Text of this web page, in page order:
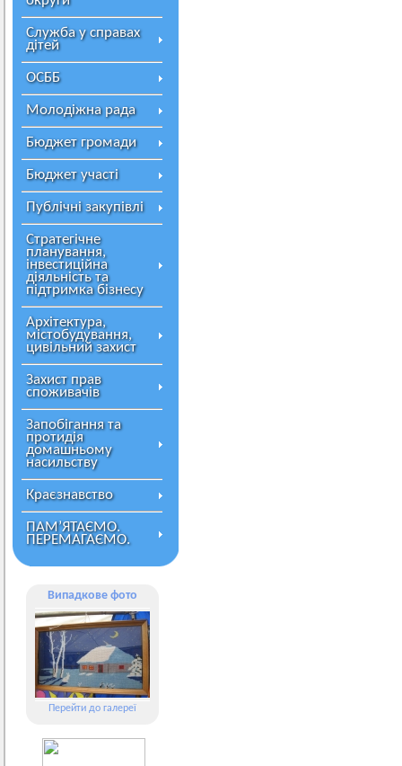
Служба у справах
дітей
ОСББ
Молодіжна рада
Бюджет громади
Бюджет участі
Публічні закупівлі
Стратегічне
планування,
інвестиційна
діяльність та
підтримка бізнесу
Архітектура,
містобудування,
цивільний захист
Захист прав
споживачів
Запобігання та
протидія
домашньому
насильству
Краєзнавство
ПАМ’ЯТАЄМО.
ПЕРЕМАГАЄМО.
Випадкове фото
Перейти до галереї